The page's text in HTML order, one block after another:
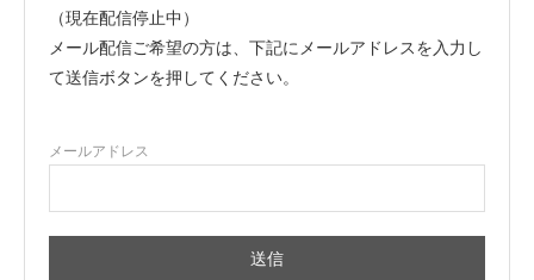
（現在配信停止中）
メール配信ご希望の方は、下記にメールアドレスを入力し
て送信ボタンを押してください。
メールアドレス